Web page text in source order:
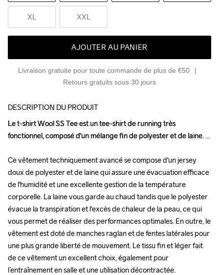
XL XXL
AJOUTER AU PANIER
Livraison gratuite pour toute commande de plus de €50
Retours gratuits sous 30 jours
DESCRIPTION DU PRODUIT
Le t-shirt Wool SS Tee est un tee-shirt de running très
fonctionnel, composé d'un mélange fin de polyester et de laine.
Ce vêtement techniquement avancé se compose d'un jersey
doux de polyester et de laine qui assure une évacuation efficace
de l'humidité et une excellente gestion de la température
corporelle. La laine vous garde au chaud tandis que le polyester
évacue la transpiration et l'excès de chaleur de la peau, ce qui
vous permet de réaliser des performances optimales. En outre, le
vêtement est doté de manches raglan et de fentes latérales pour
une plus grande liberté de mouvement. Le tissu fin et léger fait
de ce vêtement un excellent choix, également pour
l’entraînement en salle et une utilisation décontractée.
Le t-shirt Wool SS Tee est un tee-shirt de running très
fonctionnel, composé d'un mélange fin de polyester et de laine.
Ce vêtement techniquement avancé se compose d'un jersey
doux de polyester et de laine qui assure une évacuation efficace
de l'humidité et une excellente gestion de la température
corporelle. La laine vous garde au chaud tandis que le polyester
évacue la transpiration et l'excès de chaleur de la peau, ce qui
vous permet de réaliser des performances optimales. En outre, le
vêtement est doté de manches raglan et de fentes latérales pour
une plus grande liberté de mouvement. Le tissu fin et léger fait
de ce vêtement un excellent choix, également pour
l’entraînement en salle et une utilisation décontractée.